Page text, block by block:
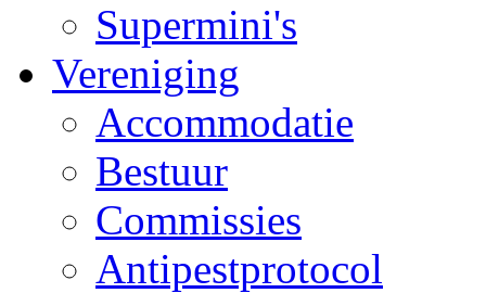
Supermini's
Vereniging
Accommodatie
Bestuur
Commissies
Antipestprotocol